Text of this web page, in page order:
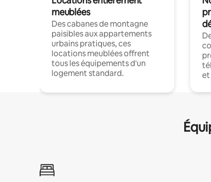
meublées
Des cabanes de montagne
paisibles aux appartements
urbains pratiques, ces
locations meublées offrent
tous les équipements d'un
logement standard.
et